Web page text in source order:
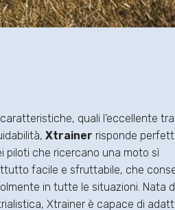
quali l’eccellente
Xtrainer risponde
piloti che ricercano una moto sì
facile e sfruttabile, che
in tutte le situazioni. Nata
Xtrainer è capace di